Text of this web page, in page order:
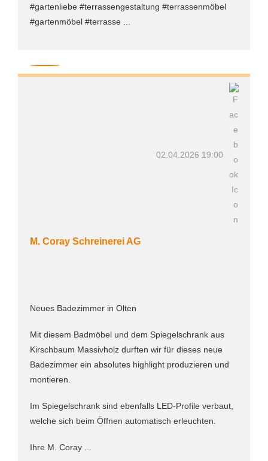
#gartenliebe #terrassengestaltung #terrassenmöbel
#gartenmöbel #terrasse ...
02.04.2026 19:00
M. Coray Schreinerei AG
Neues Badezimmer in Olten
Mit diesem Badmöbel und dem Spiegelschrank aus
Kirschbaum Massivholz durften wir für dieses neue
Badezimmer ein absolutes highlight produzieren und
montieren.
Im Spiegelschrank sind ebenfalls LED-Profile verbaut,
welche sich beim Öffnen automatisch erleuchten.
Ihre M. Coray ...